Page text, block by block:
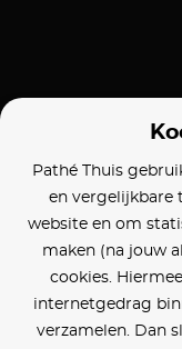
Pathé Thuis
en vergelijkbare
website en om
maken (na jouw
cookies.
internetgedrag
verzamelen. Dan